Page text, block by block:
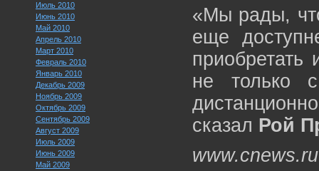
Июль 2010
Июнь 2010
Май 2010
Апрель 2010
Март 2010
Февраль 2010
Январь 2010
Декабрь 2009
Ноябрь 2009
Октябрь 2009
Сентябрь 2009
Август 2009
Июль 2009
Июнь 2009
Май 2009
«Мы рады,
еще
не
сказал Рой
www.cnews.ru